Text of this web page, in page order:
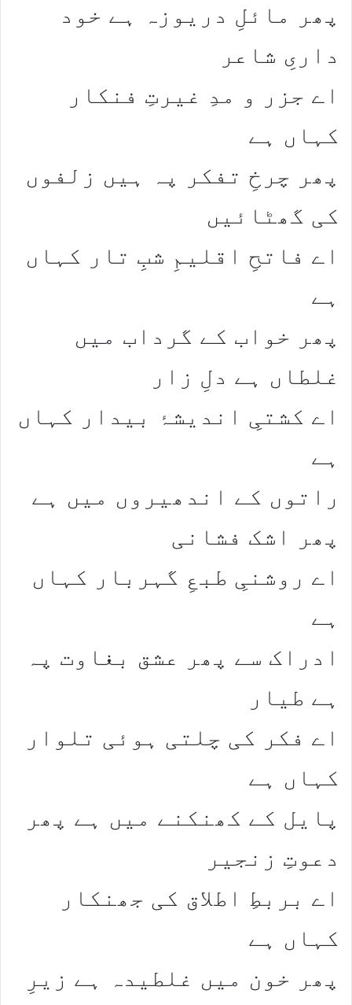
​پھر مائلِ دریوزہ ہے خود
داریِ شاعر​
اے جزر و مدِ غیرتِ فنکار
کہاں ہے​
​پھر چرخِ تفکر پہ ہیں زلفوں
کی گھٹائیں​
اے فاتحِ اقلیمِ شبِ تار کہاں
ہے​
​پھر خواب کے گرداب میں
غلطاں ہے دلِ زار​
اے کشتیِ اندیشۂ بیدار کہاں
ہے​
​راتوں کے اندھیروں میں ہے
پھر اشک فشانی​
اے روشنیِ طبعِ گہربار کہاں
ہے​
​ادراک سے پھر عشق بغاوت پہ
ہے طیار​
اے فکر کی چلتی ہوئی تلوار
کہاں ہے​
​پایل کے کھنکنے میں ہے پھر
دعوتِ زنجیر​
اے بربطِ اطلاق کی جھنکار
کہاں ہے​
​پھر خون میں غلطیدہ ہے زیرِ